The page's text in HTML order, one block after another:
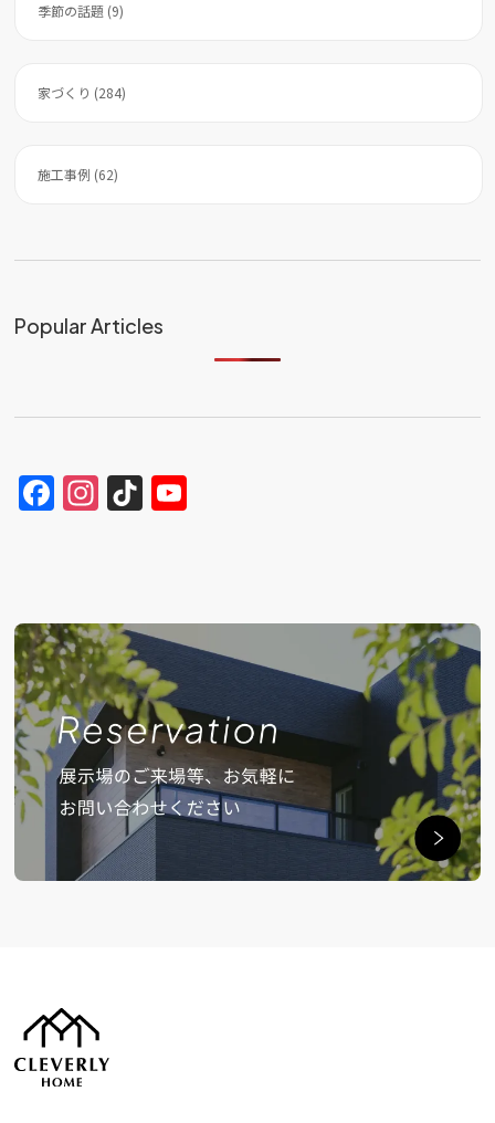
季節の話題 (9)
家づくり (284)
施工事例 (62)
Popular Articles
Facebook
Instagram
TikTok